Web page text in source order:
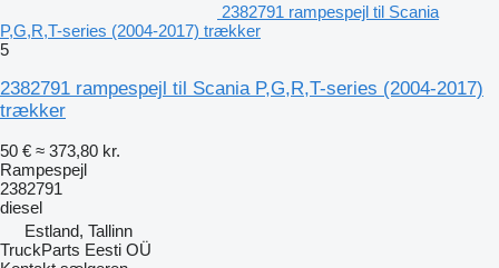
2382791 rampespejl til Scania
P,G,R,T-series (2004-2017) trækker
5
2382791 rampespejl til Scania P,G,R,T-series (2004-2017)
trækker
50 € ≈ 373,80 kr.
Rampespejl
2382791
diesel
Estland, Tallinn
TruckParts Eesti OÜ